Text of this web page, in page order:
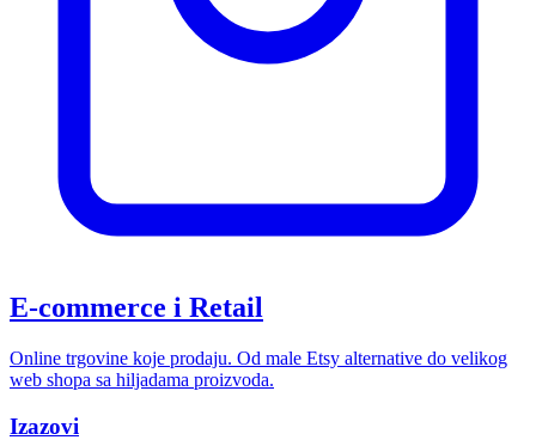
E-commerce i Retail
Online trgovine koje prodaju. Od male Etsy alternative do velikog
web shopa sa hiljadama proizvoda.
Izazovi